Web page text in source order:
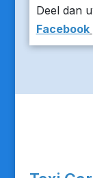
Deel dan
Facebook